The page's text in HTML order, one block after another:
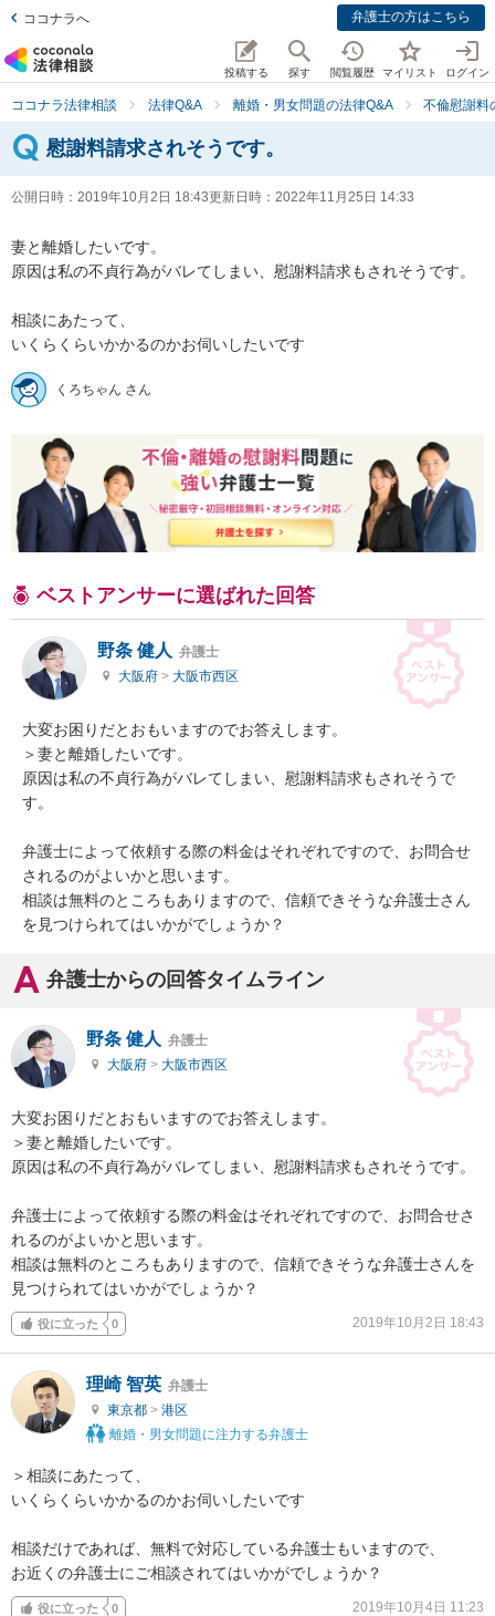
ココナラへ 弁護士の方はこちら
投稿する 探す 閲覧履歴 マイリスト ログイン
ココナラ法律相談 法律Q&A 離婚・男女問題の法律Q&A 不倫慰謝料
慰謝料請求されそうです。
公開日時： 2019年10月2日 18:43更新日時： 2022年11月25日 14:33
妻と離婚したいです。
原因は私の不貞行為がバレてしまい、慰謝料請求もされそうです。
相談にあたって、
いくらくらいかかるのかお伺いしたいです
くろちゃん さん
ベストアンサーに選ばれた回答
野条 健人 弁護士
大阪府 > 大阪市西区
大変お困りだとおもいますのでお答えします。
＞妻と離婚したいです。
原因は私の不貞行為がバレてしまい、慰謝料請求もされそうで
す。
弁護士によって依頼する際の料金はそれぞれですので、お問合せ
されるのがよいかと思います。
相談は無料のところもありますので、信頼できそうな弁護士さん
を見つけられてはいかがでしょうか？
弁護士からの回答タイムライン
野条 健人 弁護士
大阪府 > 大阪市西区
大変お困りだとおもいますのでお答えします。
＞妻と離婚したいです。
原因は私の不貞行為がバレてしまい、慰謝料請求もされそうです。
弁護士によって依頼する際の料金はそれぞれですので、お問合せさ
れるのがよいかと思います。
相談は無料のところもありますので、信頼できそうな弁護士さんを
見つけられてはいかがでしょうか？
役に立った 0 2019年10月2日 18:43
理崎 智英 弁護士
東京都 > 港区
離婚・男女問題に注力する弁護士
＞相談にあたって、
いくらくらいかかるのかお伺いしたいです
相談だけであれば、無料で対応している弁護士もいますので、
お近くの弁護士にご相談されてはいかがでしょうか？
役に立った 0 2019年10月4日 11:23